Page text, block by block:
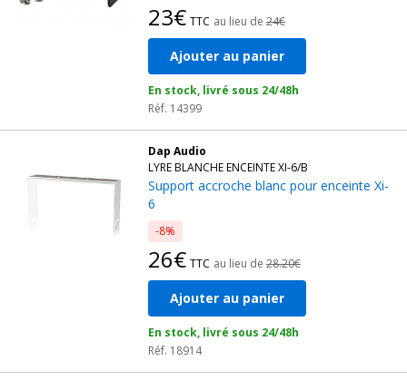
23€ TTC au lieu de 24€
Ajouter au panier
En stock, livré sous 24/48h
Réf. 14399
Dap Audio
LYRE BLANCHE ENCEINTE XI-6/B
Support accroche blanc pour enceinte Xi-
6
-8%
26€ TTC au lieu de 28.20€
Ajouter au panier
En stock, livré sous 24/48h
Réf. 18914